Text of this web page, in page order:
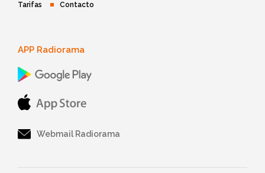
Tarifas Contacto
APP Radiorama
Webmail Radiorama